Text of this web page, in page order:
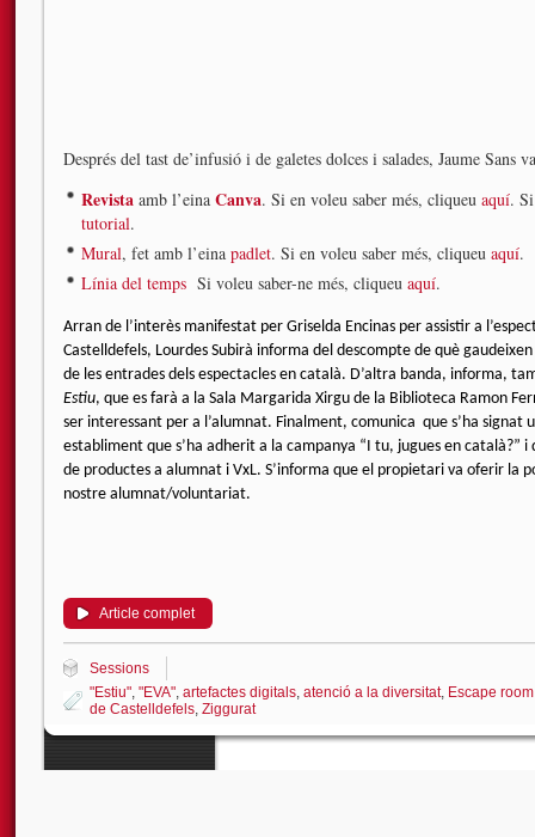
Després del tast de’infusió i de galetes dolces i salades, Jaume Sans
Revista amb l’eina Canva. Si en voleu saber més, cliqueu aquí.
tutorial.
Mural, fet amb l’eina padlet. Si en voleu saber més, cliqueu aquí.
Línia del temps Si voleu saber-ne més, cliqueu aquí.
Arran de l’interès manifestat per Griselda Encinas per assistir a
Castelldefels, Lourdes Subirà informa del descompte de què
de les entrades dels espectacles en català. D’altra banda, informa,
Estiu, que es farà a la Sala Margarida Xirgu de la Biblioteca Ramon
ser interessant per a l’alumnat. Finalment, comunica que s’ha signat
establiment que s’ha adherit a la campanya “I tu, jugues en català?”
de productes a alumnat i VxL. S’informa que el propietari va oferir la
nostre alumnat/voluntariat.
Article complet
Sessions
"Estiu", "EVA", artefactes digitals, atenció a la diversitat, Escape room
de Castelldefels, Ziggurat